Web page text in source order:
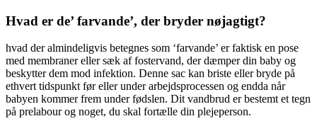
Hvad er de’ farvande’, der bryder nøjagtigt?
hvad der almindeligvis betegnes som ‘farvande’ er faktisk en pose
med membraner eller sæk af fostervand, der dæmper din baby og
beskytter dem mod infektion. Denne sac kan briste eller bryde på
ethvert tidspunkt før eller under arbejdsprocessen og endda når
babyen kommer frem under fødslen. Dit vandbrud er bestemt et tegn
på prelabour og noget, du skal fortælle din plejeperson.